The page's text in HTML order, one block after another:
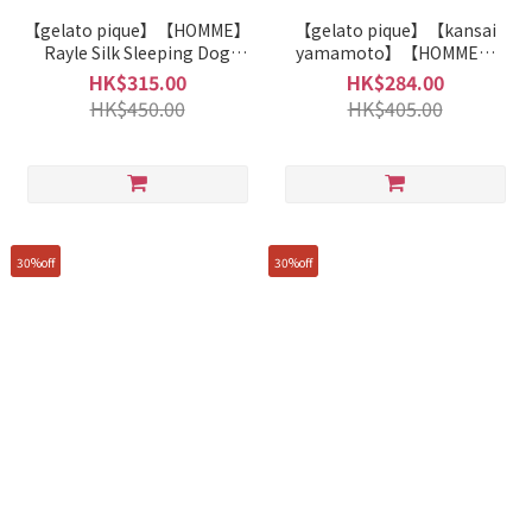
【gelato pique】【HOMME】
Rayle Silk Sleeping Dog
Pattern T-shirt PHCT261942
HK$315.00
HK$450.00
【gelato pique】【kansai
yamamoto】【HOMME】
Colorful Plush Room Shoes
PMGS261699
HK$284.00
HK$405.00
30%off 30%off